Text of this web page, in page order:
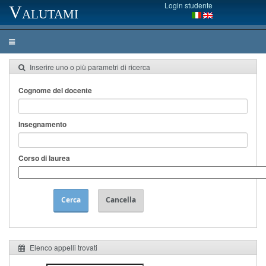
Valutami Login studente
Inserire uno o più parametri di ricerca
Cognome del docente
Insegnamento
Corso di laurea
Cerca Cancella
Elenco appelli trovati